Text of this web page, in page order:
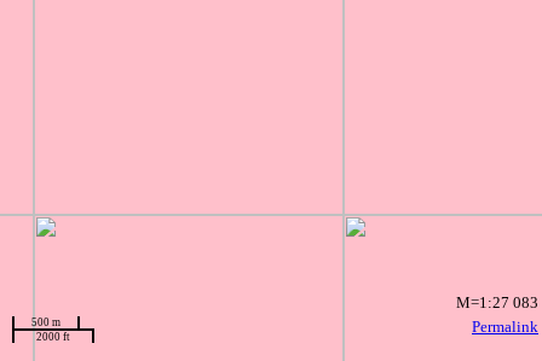
Permalink
500 m
2000 ft
M=1:27 083